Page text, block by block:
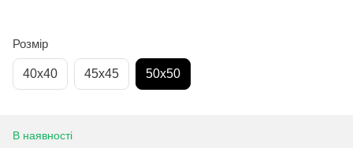
Розмір
40х40 45х45 50х50
В наявності